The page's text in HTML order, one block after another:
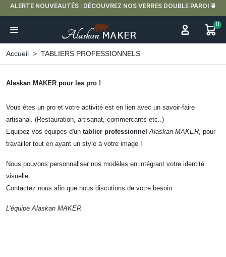
ALERTE NOUVEAUTÉS : DÉCOUVREZ NOS VERRES DOUBLE PAROI 🍵
0
Accueil TABLIERS PROFESSIONNELS
Alaskan MAKER pour les pro !
Vous êtes un pro et votre activité est en lien avec un savoir-faire
artisanal. (Restauration, artisanat, commercants etc..)
Equipez vos équipes d'un tablier professionnelAlaskan MAKER, pour
travailler tout en ayant un style à votre image !
Nous pouvons personnaliser nos modèles en intégrant votre identité
visuelle.
Contactez nous afin que nous discutions de votre besoin
L'équipe Alaskan MAKER